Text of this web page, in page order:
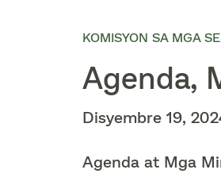
KOMISYON SA MGA
Agenda,
Disyembre 19,
Agenda at Mga